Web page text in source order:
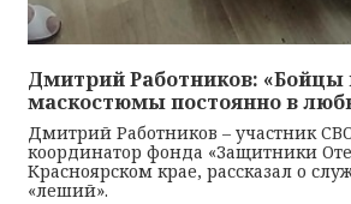
Дмитрий Работников: «Бойцы
маскостюмы постоянно в
Дмитрий Работников – участник
координатор фонда «Защитники
Красноярском крае, рассказал о
«леший».